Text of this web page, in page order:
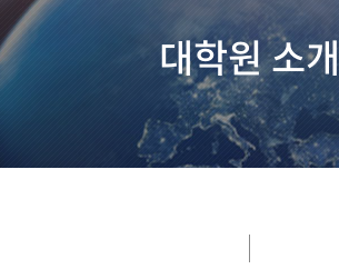
대학원 소개